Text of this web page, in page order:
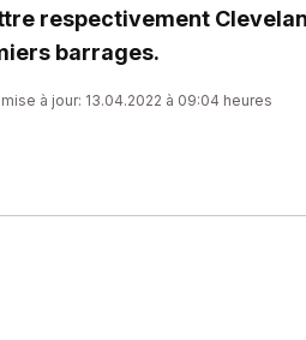
respectivement
barrages.
à jour: 13.04.2022 à 09:04 heures